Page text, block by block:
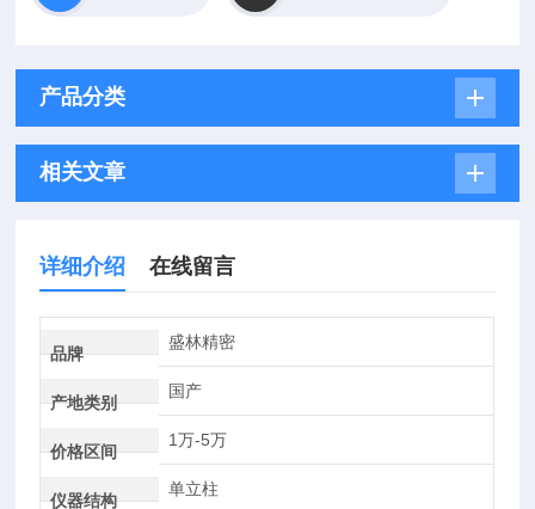
产品分类
相关文章
详细介绍 在线留言
品牌
盛林精密
产地类别
国产
价格区间
1万-5万
仪器结构
单立柱